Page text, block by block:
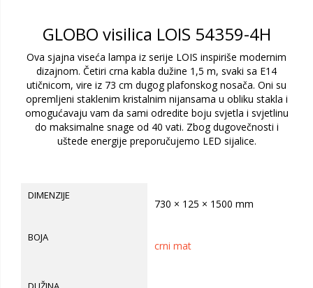
GLOBO visilica LOIS 54359-4H
Ova sjajna viseća lampa iz serije LOIS inspiriše modernim
dizajnom. Četiri crna kabla dužine 1,5 m, svaki sa E14
utičnicom, vire iz 73 cm dugog plafonskog nosača. Oni su
opremljeni staklenim kristalnim nijansama u obliku stakla i
omogućavaju vam da sami odredite boju svjetla i svjetlinu
do maksimalne snage od 40 vati. Zbog dugovečnosti i
uštede energije preporučujemo LED sijalice.
DIMENZIJE
730 × 125 × 1500 mm
BOJA
crni mat